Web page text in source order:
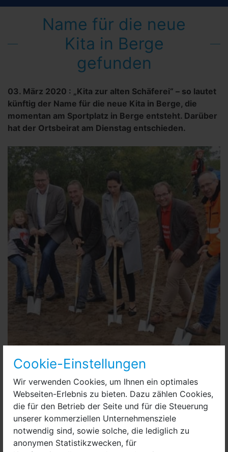
Cookie-Einstellungen
Wir verwenden Cookies, um Ihnen ein optimales
Webseiten-Erlebnis zu bieten. Dazu zählen Cookies,
die für den Betrieb der Seite und für die Steuerung
unserer kommerziellen Unternehmensziele
notwendig sind, sowie solche, die lediglich zu
anonymen Statistikzwecken, für
Name für die neue
Kita in Berge
gefunden
03. März 2020 : „Kita zur alten Schäferei“ – so lautet
künftig der Name für die neue Kita in Berge, die
momentan am Sportplatz in Berge entsteht. Darüber
hat der Ortsbeirat am Dienstag entschieden.
200305_PM_Name für die neue Kita in Berge gefunden.JPG
Der Ortsberat hat ein spezielles Verfahren gewählt, um
den Namen zu finden. „Wir haben Zettel mit
Namensvorschlägen im Dorf verteilt. Und wer wollte,
konnte auch eigene Vorschläge vorbringen“, berichtet
Ortsvorsteher Peter Kaim (LWN+B) gegenüber der
Märkischen Allgemeinen Zeitung (MAZ).